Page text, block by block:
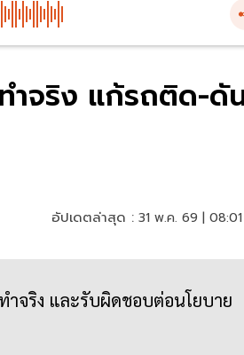
ำจริง แก้รถติด-ดั
อัปเดตล่าสุด : 31 พ.ค. 69 |
ำจริง และรับผิดชอบต่อนโยบาย